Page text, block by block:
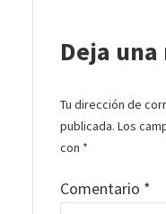
Deja una
Tu dirección de
publicada. Los
con *
Comentario *